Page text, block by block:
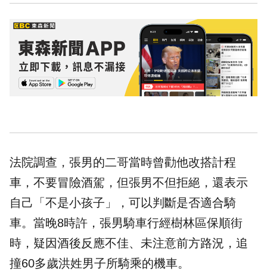
法院調查，張男的二哥當時曾勸他改搭計程
車，不要冒險酒駕，但張男不但拒絕，還表示
自己「不是小孩子」，可以判斷是否適合騎
車。當晚8時許，張男騎車行經樹林區保順街
時，疑因酒後反應不佳、未注意前方路況，追
撞60多歲洪姓男子所騎乘的機車。